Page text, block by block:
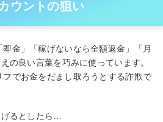
ウントの狙い
金」「稼げないなら全額返金」「月
の良い言葉を巧みに使っています。
でお金をだまし取ろうとする詐欺で
るとしたら…